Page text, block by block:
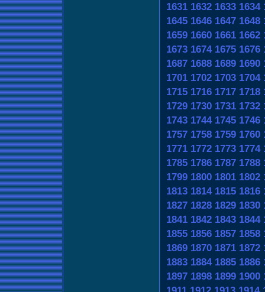
1631 1632 1633 1634
1645 1646 1647 1648
1659 1660 1661 1662
1673 1674 1675 1676
1687 1688 1689 1690
1701 1702 1703 1704
1715 1716 1717 1718
1729 1730 1731 1732
1743 1744 1745 1746
1757 1758 1759 1760
1771 1772 1773 1774
1785 1786 1787 1788
1799 1800 1801 1802
1813 1814 1815 1816
1827 1828 1829 1830
1841 1842 1843 1844
1855 1856 1857 1858
1869 1870 1871 1872
1883 1884 1885 1886
1897 1898 1899 1900